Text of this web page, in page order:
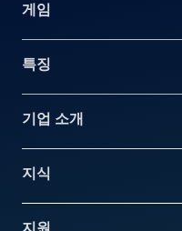
게임
특징
기업 소개
지식